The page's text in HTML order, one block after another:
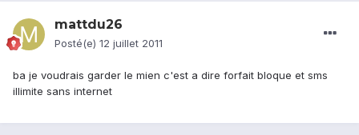
mattdu26
Posté(e) 12 juillet 2011
ba je voudrais garder le mien c'est a dire forfait bloque et sms
illimite sans internet